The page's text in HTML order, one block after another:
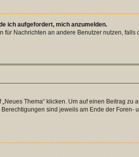
ich aufgefordert, mich anzumelden.
für Nachrichten an andere Benutzer nutzen,
Thema“ klicken. Um auf einen Beitrag
sind jeweils am Ende der Foren-